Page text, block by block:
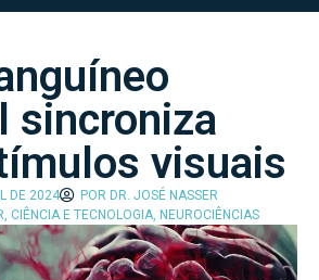
sincroniza
visuais
DE 2024 POR DR. JOSÉ NASSER
, CIÊNCIA E TECNOLOGIA, NEUROCIÊNCIAS